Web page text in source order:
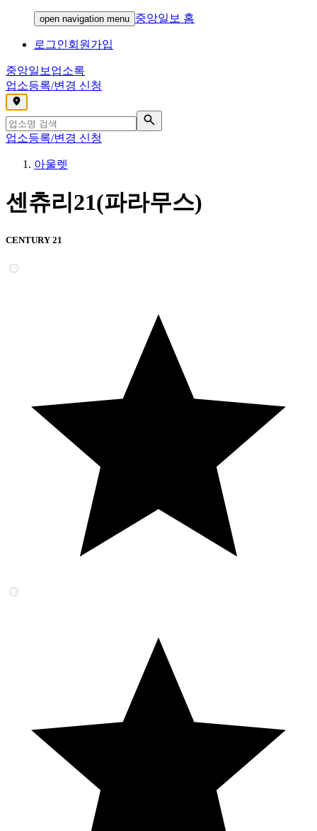
open navigation menu 중앙일보 홈
로그인회원가입
중앙일보 업소록
업소등록/변경 신청
,
업소등록/변경 신청
아울렛
센츄리21(파라무스)
CENTURY 21